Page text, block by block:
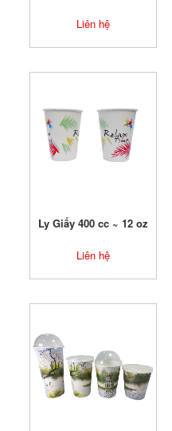
Liên hệ
Ly Giấy 400 cc ~ 12 oz
Liên hệ